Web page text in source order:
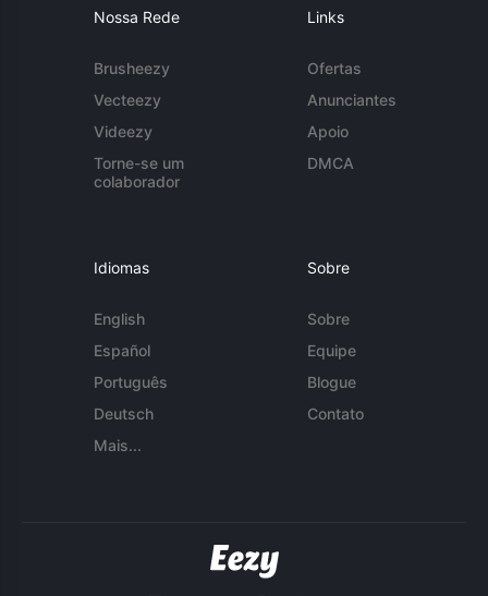
Nossa Rede
Brusheezy
Vecteezy
Videezy
Torne-se um
colaborador
Links
Ofertas
Anunciantes
Apoio
DMCA
Idiomas
English
Español
Português
Deutsch
Mais...
Sobre
Sobre
Equipe
Blogue
Contato